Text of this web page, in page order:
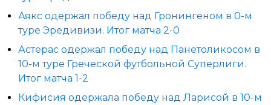
Аякс одержал победу над Гронингеном в 0-м
туре Эредивизи. Итог матча 2-0
Астерас одержал победу над Панетоликосом в
10-м туре Греческой футбольной Суперлиги.
Итог матча 1-2
Кифисия одержала победу над Ларисой в 10-м